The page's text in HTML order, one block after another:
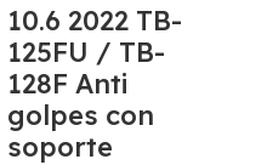
10.6 2022 TB-
125FU / TB-
128F Anti
golpes con
soporte